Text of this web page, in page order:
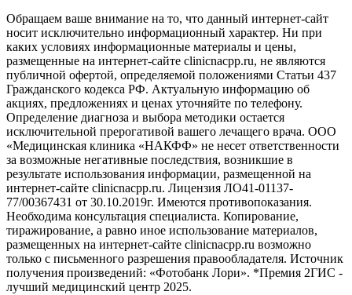
Обращаем ваше внимание на то, что данный интернет-сайт
носит исключительно информационный характер. Ни при
каких условиях информационные материалы и цены,
размещенные на интернет-сайте clinicnacpp.ru, не являются
публичной офертой, определяемой положениями Статьи 437
Гражданского кодекса РФ. Актуальную информацию об
акциях, предложениях и ценах уточняйте по телефону.
Определение диагноза и выбора методики остается
исключительной прерогативой вашего лечащего врача. ООО
«Медицинская клиника «НАКФФ» не несет ответственности
за возможные негативные последствия, возникшие в
результате использования информации, размещенной на
интернет-сайте clinicnacpp.ru. Лицензия ЛО41-01137-
77/00367431 от 30.10.2019г. Имеются противопоказания.
Необходима консультация специалиста. Копирование,
тиражирование, а равно иное использование материалов,
размещенных на интернет-сайте clinicnacpp.ru возможно
только с письменного разрешения правообладателя. Источник
получения произведений: «Фотобанк Лори». *Премия 2ГИС -
лучший медицинский центр 2025.